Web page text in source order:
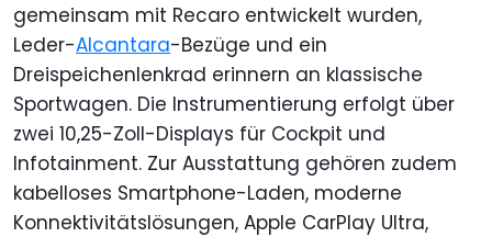
gemeinsam mit Recaro entwickelt wurden,
Leder-Alcantara-Bezüge und ein
Dreispeichenlenkrad erinnern an klassische
Sportwagen. Die Instrumentierung erfolgt über
zwei 10,25-Zoll-Displays für Cockpit und
Infotainment. Zur Ausstattung gehören zudem
kabelloses Smartphone-Laden, moderne
Konnektivitätslösungen, Apple CarPlay Ultra,